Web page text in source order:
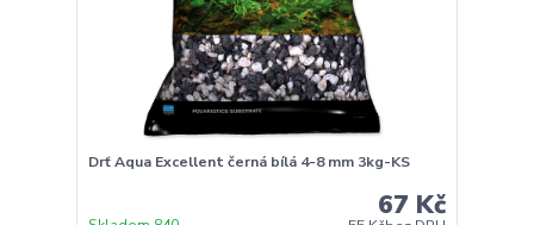
Drť Aqua Excellent černá bílá 4-8 mm 3kg-KS
67 Kč